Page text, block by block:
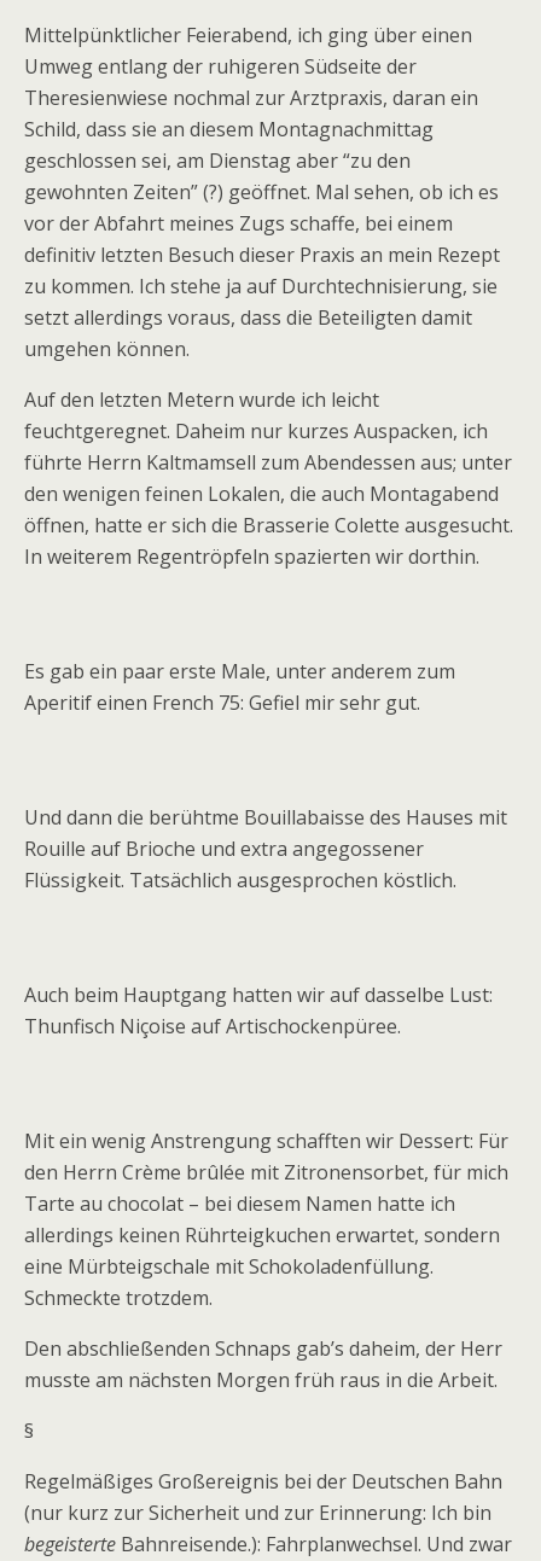
Mittelpünktlicher Feierabend, ich ging über einen
Umweg entlang der ruhigeren Südseite der
Theresienwiese nochmal zur Arztpraxis, daran ein
Schild, dass sie an diesem Montagnachmittag
geschlossen sei, am Dienstag aber “zu den
gewohnten Zeiten” (?) geöffnet. Mal sehen, ob ich es
vor der Abfahrt meines Zugs schaffe, bei einem
definitiv letzten Besuch dieser Praxis an mein Rezept
zu kommen. Ich stehe ja auf Durchtechnisierung, sie
setzt allerdings voraus, dass die Beteiligten damit
umgehen können.
Auf den letzten Metern wurde ich leicht
feuchtgeregnet. Daheim nur kurzes Auspacken, ich
führte Herrn Kaltmamsell zum Abendessen aus; unter
den wenigen feinen Lokalen, die auch Montagabend
öffnen, hatte er sich die Brasserie Colette ausgesucht.
In weiterem Regentröpfeln spazierten wir dorthin.
Es gab ein paar erste Male, unter anderem zum
Aperitif einen French 75: Gefiel mir sehr gut.
Und dann die berühtme Bouillabaisse des Hauses mit
Rouille auf Brioche und extra angegossener
Flüssigkeit. Tatsächlich ausgesprochen köstlich.
Auch beim Hauptgang hatten wir auf dasselbe Lust:
Thunfisch Niçoise auf Artischockenpüree.
Mit ein wenig Anstrengung schafften wir Dessert: Für
den Herrn Crème brûlée mit Zitronensorbet, für mich
Tarte au chocolat – bei diesem Namen hatte ich
allerdings keinen Rührteigkuchen erwartet, sondern
eine Mürbteigschale mit Schokoladenfüllung.
Schmeckte trotzdem.
Den abschließenden Schnaps gab’s daheim, der Herr
musste am nächsten Morgen früh raus in die Arbeit.
§
Regelmäßiges Großereignis bei der Deutschen Bahn
(nur kurz zur Sicherheit und zur Erinnerung: Ich bin
begeisterte Bahnreisende.): Fahrplanwechsel. Und zwar